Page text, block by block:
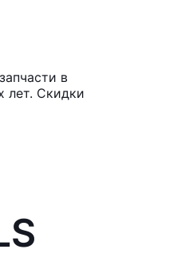
в
лет. Скидки